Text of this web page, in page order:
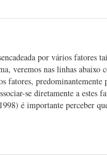
por vários fatores
veremos nas linhas abaixo
fatores, predominantemente
se diretamente a estes
é importante perceber